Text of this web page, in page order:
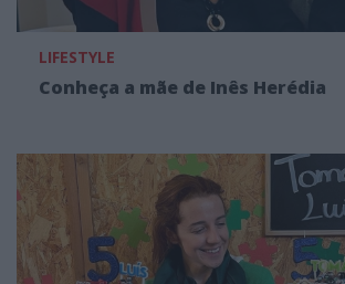
LIFESTYLE
Conheça a mãe de Inês Herédia